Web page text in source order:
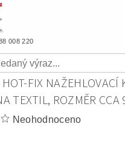
008 220
FIX NAŽEHLOVACÍ
TEXTIL, ROZMĚR CCA
Neohodnoceno